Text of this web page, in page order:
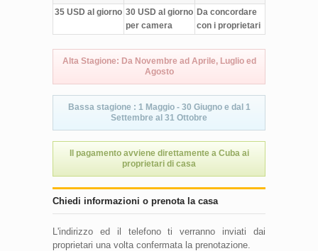
35 USD al giorno 30 USD al giorno
per camera
Da concordare
con i proprietari
Alta Stagione: Da Novembre ad Aprile, Luglio ed
Agosto
Bassa stagione : 1 Maggio - 30 Giugno e dal 1
Settembre al 31 Ottobre
Il pagamento avviene direttamente a Cuba ai
proprietari di casa
Chiedi informazioni o prenota la casa
L'indirizzo ed il telefono ti verranno inviati dai
proprietari una volta confermata la prenotazione.